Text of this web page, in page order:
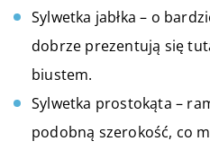
Sylwetka jabłka – o
dobrze prezentują się
biustem.
Sylwetka prostokąta –
podobną szerokość, co